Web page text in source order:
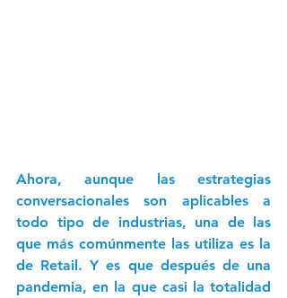
Ahora, aunque las estrategias
conversacionales son aplicables a
todo tipo de industrias, una de las
que más comúnmente las utiliza es la
de Retail. Y es que después de una
pandemia, en la que casi la totalidad